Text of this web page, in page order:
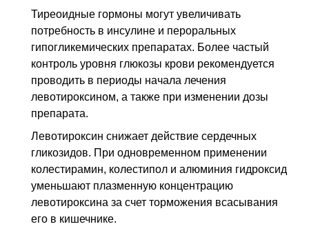
Тиреоидные гормоны могут увеличивать
потребность в инсулине и пероральных
гипогликемических препаратах. Более частый
контроль уровня глюкозы крови рекомендуется
проводить в периоды начала лечения
левотироксином, а также при изменении дозы
препарата.
Левотироксин снижает действие сердечных
гликозидов. При одновременном применении
колестирамин, колестипол и алюминия гидроксид
уменьшают плазменную концентрацию
левотироксина за счет торможения всасывания
его в кишечнике.